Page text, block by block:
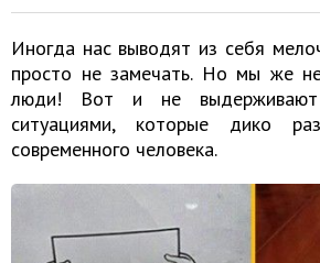
Иногда нас выводят из себя
просто не замечать. Но мы же
люди! Вот и не выдерживают
ситуациями, которые дико
современного человека.